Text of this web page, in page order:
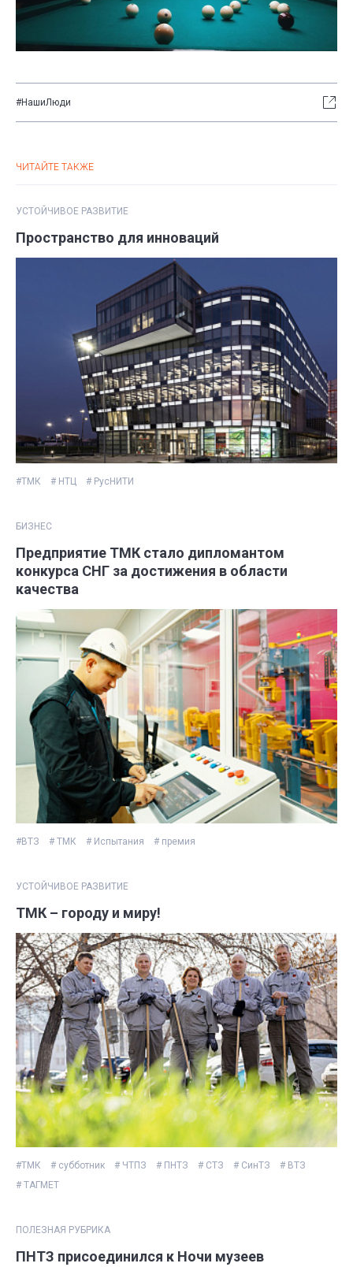
#НашиЛюди
ЧИТАЙТЕ ТАКЖЕ
УСТОЙЧИВОЕ РАЗВИТИЕ
Пространство для инноваций
#ТМК # НТЦ # РусНИТИ
БИЗНЕС
Предприятие ТМК стало дипломантом
конкурса СНГ за достижения в области
качества
#ВТЗ # ТМК # Испытания # премия
УСТОЙЧИВОЕ РАЗВИТИЕ
ТМК – городу и миру!
#ТМК # субботник # ЧТПЗ # ПНТЗ # СТЗ # СинТЗ
# ВТЗ
# ТАГМЕТ
ПОЛЕЗНАЯ РУБРИКА
ПНТЗ присоединился к Ночи музеев